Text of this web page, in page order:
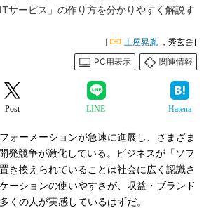
サービス」の作り方を分かりやすく解説す
[ 土屋晃胤 ，秀玄舎]
PC用表示
関連情報
Post LINE Hatena
ォーメーションが急速に進展し、さまざま
発競争が激化している。ビジネスが「ソフ
き換えられていることは社会に広く認識さ
ーションの使いやすさが、収益・ブランド
くの人が実感しているはずだ。